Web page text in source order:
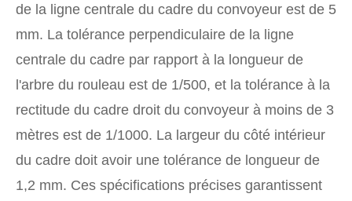
de la ligne centrale du cadre du convoyeur est de 5
mm. La tolérance perpendiculaire de la ligne
centrale du cadre par rapport à la longueur de
l'arbre du rouleau est de 1/500, et la tolérance à la
rectitude du cadre droit du convoyeur à moins de 3
mètres est de 1/1000. La largeur du côté intérieur
du cadre doit avoir une tolérance de longueur de
1,2 mm. Ces spécifications précises garantissent